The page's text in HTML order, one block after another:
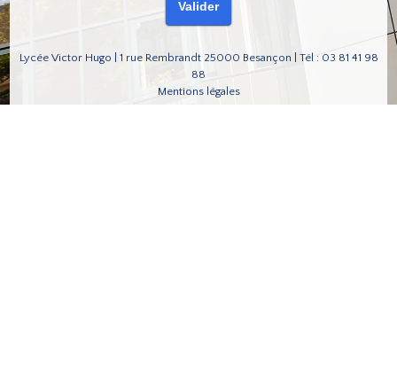
Lycée Victor Hugo | 1 rue Rembrandt 25000 Besançon | Tél : 03 81 41 98
88
Mentions légales